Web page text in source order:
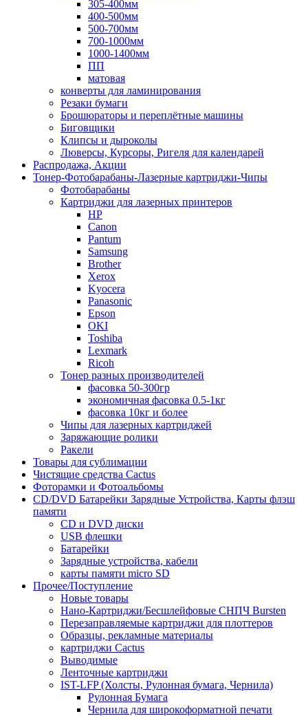
305-400мм
400-500мм
500-700мм
700-1000мм
1000-1400мм
ПП
матовая
конверты для ламинирования
Резаки бумаги
Брошюраторы и переплётные машины
Биговщики
Клипсы и дыроколы
Люверсы, Курсоры, Ригеля для календарей
Распродажа, Акции
Тонер-Фотобарабаны-Лазерные картриджи-Чипы
Фотобарабаны
Картриджи для лазерных принтеров
HP
Canon
Pantum
Samsung
Brother
Xerox
Kyocera
Panasonic
Epson
OKI
Toshiba
Lexmark
Ricoh
Тонер разных производителей
фасовка 50-300гр
экономичная фасовка 0.5-1кг
фасовка 10кг и более
Чипы для лазерных картриджей
Заряжающие ролики
Ракели
Товары для сублимации
Чистящие средства Cactus
Фоторамки и Фотоальбомы
CD/DVD Батарейки Зарядные Устройства, Карты флэш
памяти
CD и DVD диски
USB флешки
Батарейки
Зарядные устройства, кабели
карты памяти micro SD
Прочее/Поступление
Новые товары
Нано-Картриджи/Бесшлейфовые СНПЧ Bursten
Перезаправляемые картриджи для плоттеров
Образцы, рекламные материалы
картриджи Cactus
Выводимые
Ленточные картриджи
IST-LFP (Холсты, Рулонная бумага, Чернила)
Рулонная Бумага
Чернила для широкоформатной печати